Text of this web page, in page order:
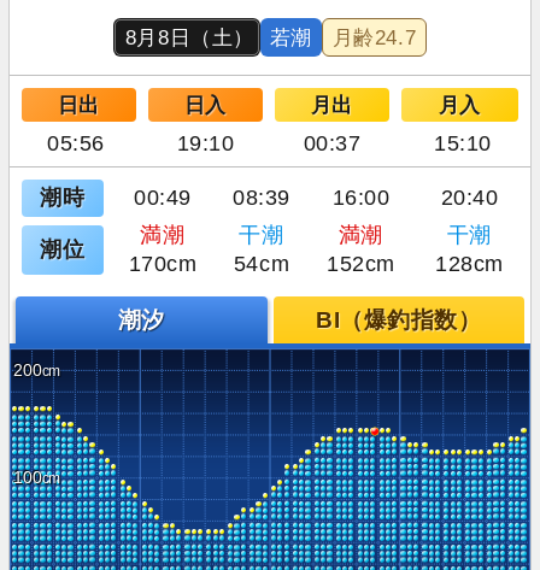
8月8日（土） 若潮 月齢24.7
日出 日入 月出 月入
05:56 19:10 00:37 15:10
潮時 00:49 08:39 16:00 20:40
潮位
満潮 干潮 満潮
干潮
170cm
54cm 152cm 128cm
潮汐 BI（爆釣指数）
200
100